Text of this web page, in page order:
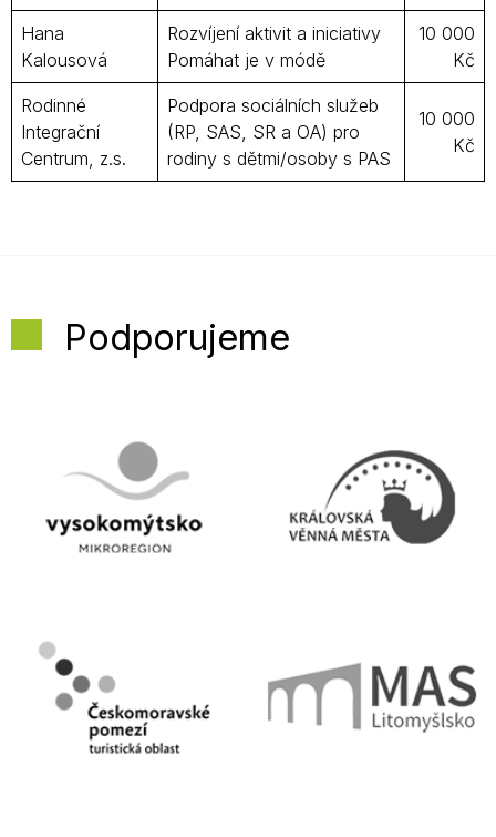
Hana
Kalousová
Rozvíjení aktivit a iniciativy
Pomáhat je v módě
10 000
Kč
Rodinné
Integrační
Centrum, z.s.
Podpora sociálních služeb
(RP, SAS, SR a OA) pro
rodiny s dětmi/osoby s PAS
10 000
Kč
Podporujeme